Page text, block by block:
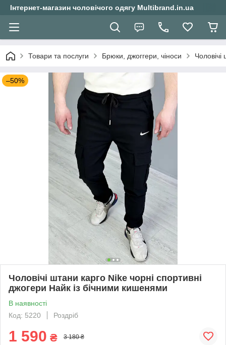
Інтернет-магазин чоловічого одягу Multibrand.in.ua
Товари та послуги Брюки, джоггери, чіноси
–50%
Чоловічі штани карго Nike чорні спортивні
джогери Найк із бічними кишенями
В наявності
Код: 5220
Роздріб
1 590 ₴ 3 180 ₴